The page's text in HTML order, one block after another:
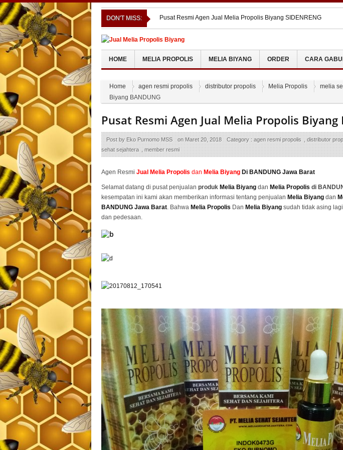
DON'T MISS:
Pusat Resmi Agen Jual Melia Propolis Biyang SIDENRENG
RAPPANG
Pusat Resmi Agen Jual Melia Propolis Di PACITAN
Pusat Resmi Agen Jual Melia Propolis Biyang LOMBOK
Pusat Resmi Agen Jual Melia Propolis Biyang BUOL
Pusat Resmi Agen Jual Melia Propolis Di BANJARBARU
HOME MELIA PROPOLIS MELIA BIYANG ORDER CARA
Home agen resmi propolis distributor propolis Melia Propolis melia
Biyang BANDUNG
Pusat Resmi Agen Jual Melia Propolis Biyang
Post byEko Purnomo MSS onMaret 20, 2018 Category :agen resmi propolis ,distributor
sehat sejahtera ,member resmi
Agen Resmi Jual Melia Propolis dan Melia Biyang Di BANDUNG Jawa Barat
Selamat datang di pusat penjualan produk Melia Biyang dan Melia Propolis di
kesempatan ini kami akan memberikan informasi tentang penjualan Melia Biyang dan
BANDUNG Jawa Barat. Bahwa Melia Propolis Dan Melia Biyang sudah tidak asing
dan pedesaan.